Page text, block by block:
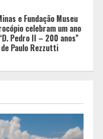
seca impulsiona ritmo
reforça perspectivas
civil no DF
Feira e Festival da
Mineira